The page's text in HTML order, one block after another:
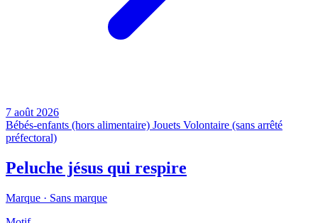
7 août 2026
Bébés-enfants (hors alimentaire) Jouets Volontaire (sans arrêté
préfectoral)
Peluche jésus qui respire
Marque · Sans marque